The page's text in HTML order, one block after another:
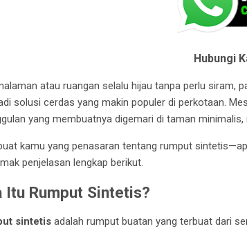
Hubungi
atau ruangan selalu hijau tanpa perlu siram,
solusi cerdas yang makin populer di perkotaan.
yang membuatnya digemari di taman
kamu yang penasaran tentang rumput
penjelasan lengkap berikut.
Itu Rumput Sintetis?
sintetis adalah rumput buatan yang terbuat dari